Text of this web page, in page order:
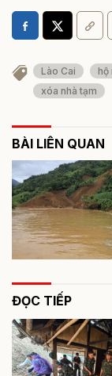
Lào Cai hộ
xóa nhà tạm
BÀI LIÊN QUAN
ĐỌC TIẾP